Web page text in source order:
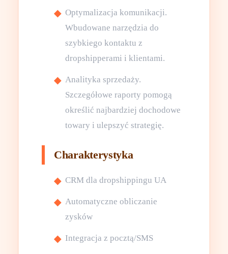
Optymalizacja komunikacji.
Wbudowane narzędzia do
szybkiego kontaktu z
dropshipperami i klientami.
Analityka sprzedaży.
Szczegółowe raporty pomogą
określić najbardziej dochodowe
towary i ulepszyć strategię.
Charakterystyka
CRM dla dropshippingu UA
Automatyczne obliczanie
zysków
Integracja z pocztą/SMS